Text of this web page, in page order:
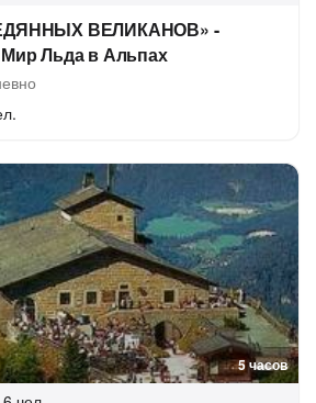
ВЕЛИКАНОВ» -
Льда в Альпах
5 часов